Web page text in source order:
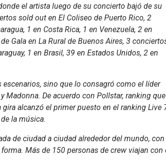
el artista luego de su concierto bajó de su
sold out en El Coliseo de Puerto Rico, 2
1 en Costa Rica, 1 en Venezuela, 2 en
Gala en La Rural de Buenos Aires, 3
1 en Brasil, 39 en Estados Unidos, 2 en
sino que lo consagró como el líder
Madonna. De acuerdo con Pollstar, ranking que
alcanzó el primer puesto en el ranking Live
la música.
de ciudad a ciudad alrededor del mundo, con
Más de 150 personas de crew viajan con